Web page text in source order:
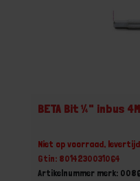
BETA Bit ¼" inbus
Niet op voorraad,
Gtin: 8014230031064
Artikelnummer merk: